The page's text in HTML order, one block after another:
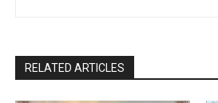
RELATED ARTICLES